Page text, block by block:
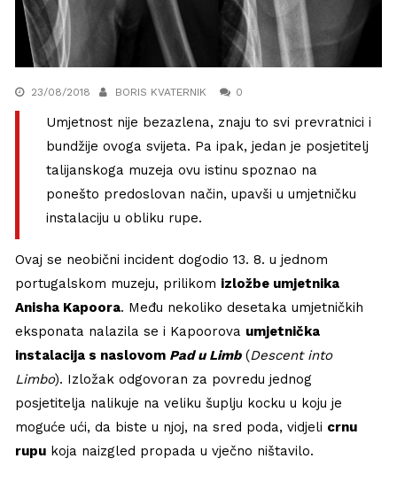
23/08/2018 BORIS KVATERNIK 0
Umjetnost nije bezazlena, znaju to svi prevratnici i
bundžije ovoga svijeta. Pa ipak, jedan je posjetitelj
talijanskoga muzeja ovu istinu spoznao na
ponešto predoslovan način, upavši u umjetničku
instalaciju u obliku rupe.
Ovaj se neobični incident dogodio 13. 8. u jednom
portugalskom muzeju, prilikom izložbe umjetnika
Anisha Kapoora. Među nekoliko desetaka umjetničkih
eksponata nalazila se i Kapoorova umjetnička
instalacija s naslovom Pad u Limb(Descent into
Limbo). Izložak odgovoran za povredu jednog
posjetitelja nalikuje na veliku šuplju kocku u koju je
moguće ući, da biste u njoj, na sred poda, vidjeli crnu
rupu koja naizgled propada u vječno ništavilo.